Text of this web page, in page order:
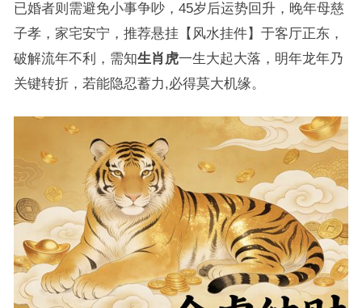
已婚者则需避免小事争吵，45岁后运势回升，晚年母慈
子孝，家宅安宁，推荐悬挂【风水挂件】于客厅正东，
破解流年不利，需知生肖虎一生大起大落，明年龙年乃
关键转折，若能隐忍蓄力,必得莫大机缘。